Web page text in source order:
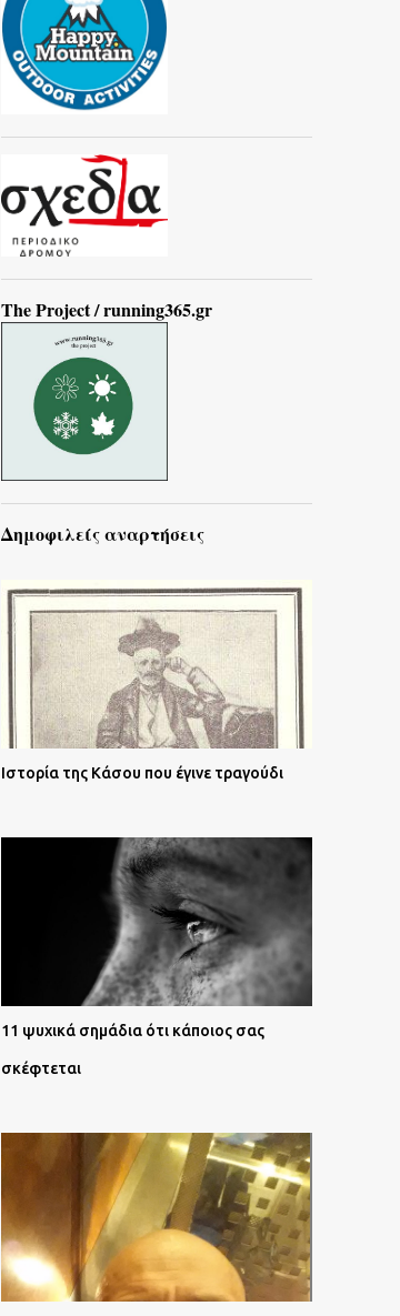
The Project / running365.gr
Δημοφιλείς αναρτήσεις
Ιστορία της Κάσου που έγινε τραγούδι
11 ψυχικά σημάδια ότι κάποιος σας
σκέφτεται